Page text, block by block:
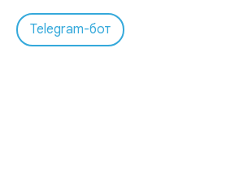
Telegram-бот